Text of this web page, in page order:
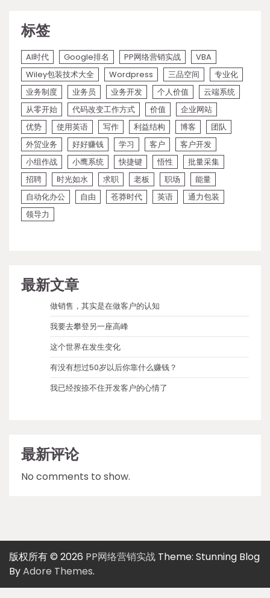
标签
AI时代 Google排名 PP网络营销实战
VBA
Wiley包装技术大全
Wordpress 三品空间
专业化
业务制度
业务员 业务开发 个人价值
云端系统
从零开始
代码改变工作方式 价值
企业网站
优势
使用英语 写作 利益结构 博客
团队
外贸业务
好好赚钱 学习 客户
客户开发
小组作战
小鹰系统 快捷键 悟性
批量采集
招聘
时光如水 求职 老板 职场
能量
自动化办公
自由 苍莽时代 英语
通力包装
领导力
最新文章
做销售，其实是在做客户的认知
我要去攀登另一座高峰
这个世界在发生变化
有没有想过50岁以后你靠什么赚钱？
我已经按捺不住开发客户的心情了
最新评论
No comments to show.
版权所有 © 2026 PP网络营销实战 Theme: Stunning Blog
ByAdore Themes.